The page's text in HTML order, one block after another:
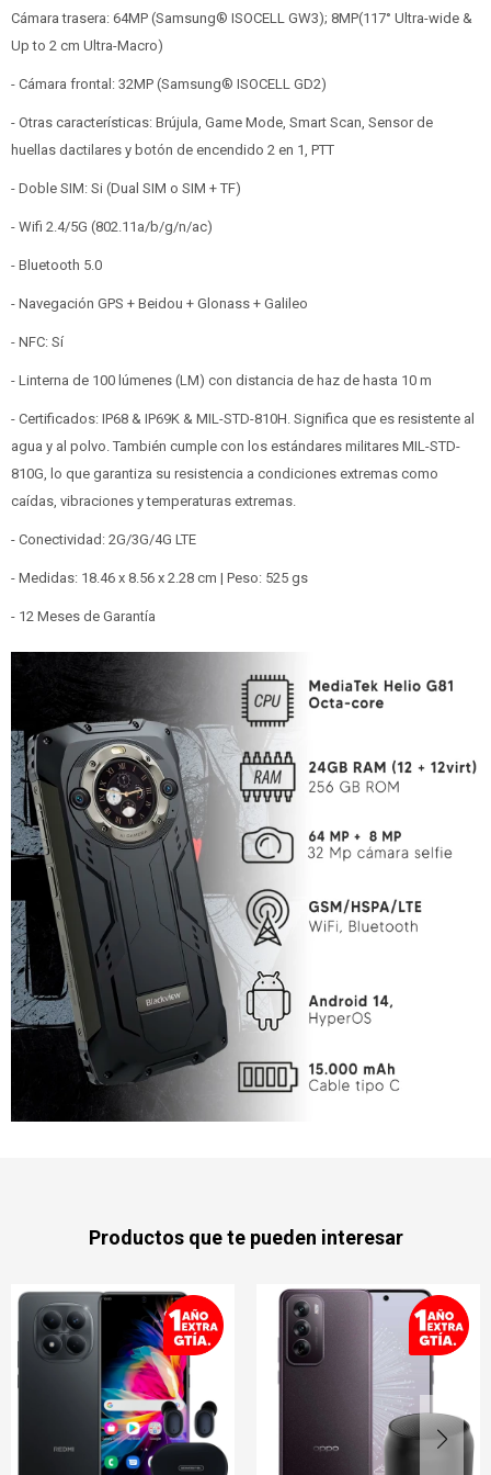
Cámara trasera: 64MP (Samsung® ISOCELL GW3); 8MP(117° Ultra-wide &
Up to 2 cm Ultra-Macro)
- Cámara frontal: 32MP (Samsung® ISOCELL GD2)
- Otras características: Brújula, Game Mode, Smart Scan, Sensor de
huellas dactilares y botón de encendido 2 en 1, PTT
- Doble SIM: Si (Dual SIM o SIM + TF)
- Wifi 2.4/5G (802.11a/b/g/n/ac)
- Bluetooth 5.0
- Navegación GPS + Beidou + Glonass + Galileo
- NFC: Sí
- Linterna de 100 lúmenes (LM) con distancia de haz de hasta 10 m
- Certificados: IP68 & IP69K & MIL-STD-810H. Significa que es resistente al
agua y al polvo. También cumple con los estándares militares MIL-STD-
810G, lo que garantiza su resistencia a condiciones extremas como
caídas, vibraciones y temperaturas extremas.
- Conectividad: 2G/3G/4G LTE
- Medidas: 18.46 x 8.56 x 2.28 cm | Peso: 525 gs
- 12 Meses de Garantía
Productos que te pueden interesar